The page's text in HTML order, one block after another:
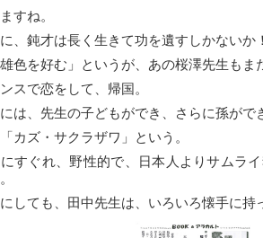
すね。
、鈍才は長く生きて功を遺すしかないか
雄色を好む」というが、あの桜澤先生もま
スで恋をして、帰国。
は、先生の子どもができ、さらに孫がで
カズ・サクラザワ」という。
すぐれ、野性的で、日本人よりサムラ
しても、田中先生は、いろいろ懐手に持